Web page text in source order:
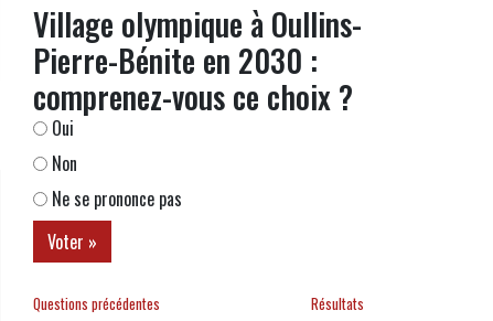
Village olympique à Oullins-
Pierre-Bénite en 2030 :
comprenez-vous ce choix ?
Oui
Non
Ne se prononce pas
Questions précédentes Résultats